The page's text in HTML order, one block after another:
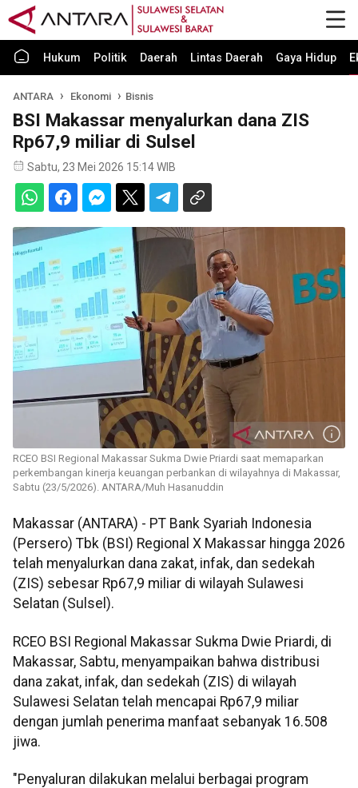
Hukum Politik Daerah Lintas Daerah Gaya Hidup
ANTARA Ekonomi Bisnis
BSI Makassar menyalurkan dana ZIS
Rp67,9 miliar di Sulsel
Sabtu, 23 Mei 2026 15:14 WIB
RCEO BSI Regional Makassar Sukma Dwie Priardi saat memaparkan
perkembangan kinerja keuangan perbankan di wilayahnya di Makassar,
Sabtu (23/5/2026). ANTARA/Muh Hasanuddin
Makassar (ANTARA) - PT Bank Syariah Indonesia
(Persero) Tbk (BSI) Regional X Makassar hingga 2026
telah menyalurkan dana zakat, infak, dan sedekah
(ZIS) sebesar Rp67,9 miliar di wilayah Sulawesi
Selatan (Sulsel).
RCEO BSI Regional Makassar Sukma Dwie Priardi, di
Makassar, Sabtu, menyampaikan bahwa distribusi
dana zakat, infak, dan sedekah (ZIS) di wilayah
Sulawesi Selatan telah mencapai Rp67,9 miliar
dengan jumlah penerima manfaat sebanyak 16.508
jiwa.
"Penyaluran dilakukan melalui berbagai program